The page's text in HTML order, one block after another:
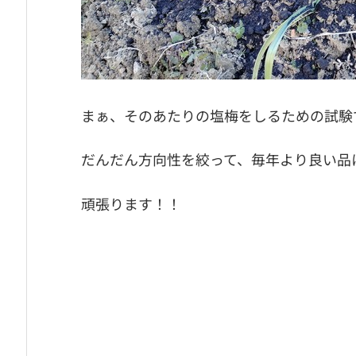
まぁ、そのあたりの塩梅をしるための試
だんだん方向性を絞って、毎年より良い
頑張ります！！